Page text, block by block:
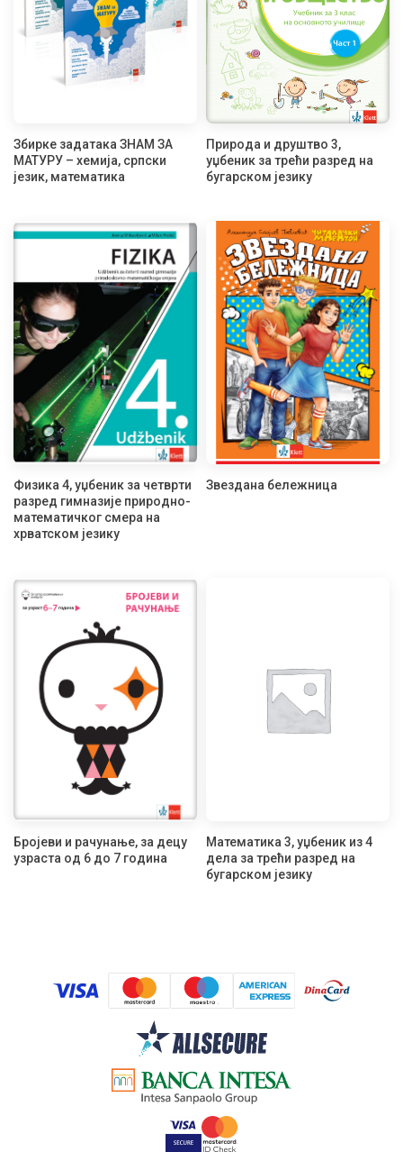
Збирке задатака ЗНАМ ЗА
МАТУРУ – хемија, српски
језик, математика
Природа и друштво 3,
уџбеник за трећи разред на
бугарском језику
Физика 4, уџбеник за четврти
разред гимназије природно-
математичког смера на
хрватском језику
Звездана бележница
Бројеви и рачунање, за децу
узраста од 6 до 7 година
Математика 3, уџбеник из 4
дела за трећи разред на
бугарском језику